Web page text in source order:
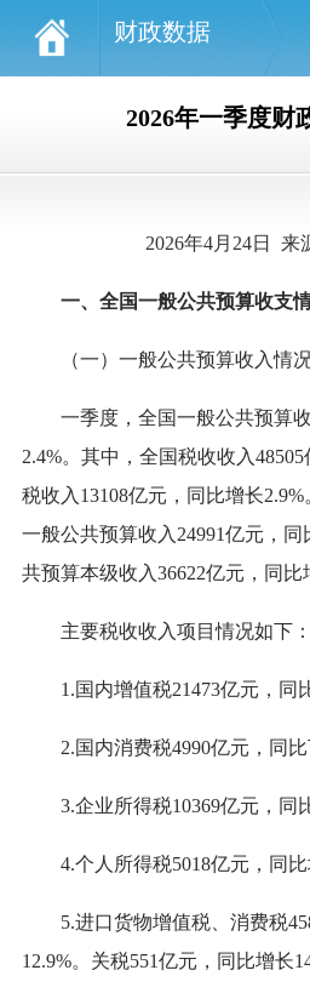
财政数据
2026年一季度财
2026年4月24日 来
一、全国一般公共预算收支
（一）一般公共预算收入情
一季度 ，全国一般公共预算
2.4%。其中， 全国税收收入48505
税收入 13108亿元， 同比增长2.9%
一般公共预算收入 24991亿元， 同
共预算本级收入36622亿元， 同比
主要税收收入项目情况如下：
1.国内增值税21473亿元， 同
2.国内消费税4990亿元， 同
3.企业所得税10369亿元， 同
4.个人所得税5018亿元， 同
5.进口货物增值税、消费税
12.9%。关税551亿元， 同比增长